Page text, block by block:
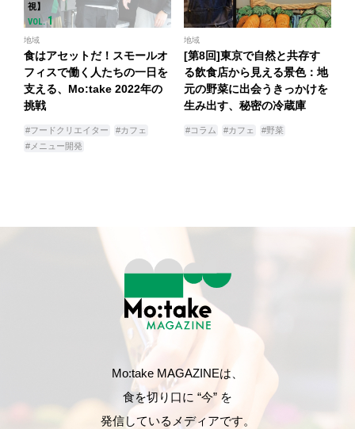
視】
VOL.1
地域
食はアセットだ！スモールオ
フィスで働く人たちの一日を
支える、Mo:take 2022年の
挑戦
#フードクリエイター
#カフェ
#メニュー開発
地域
[第8回]東京で自然と共存す
る飲食店から見える景色：地
元の野菜に出会うきっかけを
生み出す、秘密の冷蔵庫
#コラム #カフェ #野菜
Mo:take MAGAZINEは、
食を切り口に “今” を
発信しているメディアです。